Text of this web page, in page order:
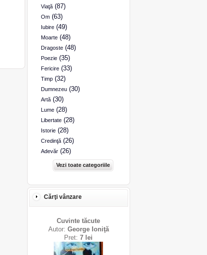
Viaţă(87)
Om(63)
Iubire(49)
Moarte(48)
Dragoste(48)
Poezie(35)
Fericire(33)
Timp(32)
Dumnezeu(30)
Artă(30)
Lume(28)
Libertate(28)
Istorie(28)
Credinţă(26)
Adevăr(26)
Vezi toate categoriile
Cărţi vânzare
Cuvinte tăcute
Autor: George Ioniţă
Pret: 7 lei